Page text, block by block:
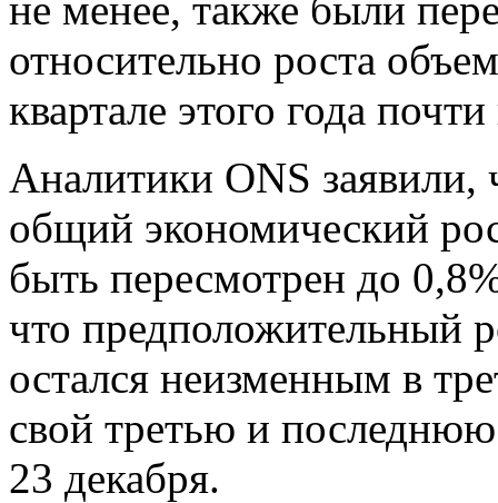
относительно роста
квартале этого года
Аналитики ONS заявили,
общий экономический
быть пересмотрен до
что предположительный
остался неизменным в
свой третью и
23 декабря.